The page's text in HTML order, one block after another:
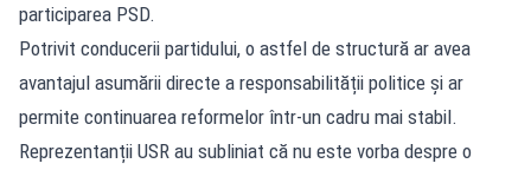
participarea PSD.
Potrivit conducerii partidului, o astfel de structură ar avea
avantajul asumării directe a responsabilității politice și ar
permite continuarea reformelor într-un cadru mai stabil.
Reprezentanții USR au subliniat că nu este vorba despre o